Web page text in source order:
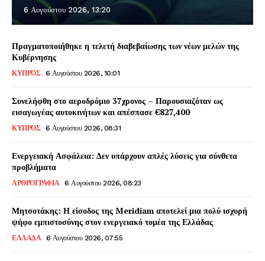
6 Αυγούστου 2026, 13:20
Πραγματοποιήθηκε η τελετή διαβεβαίωσης των νέων μελών της
Κυβέρνησης
ΚΥΠΡΟΣ 6 Αυγούστου 2026, 10:01
Συνελήφθη στο αεροδρόμιο 37χρονος – Παρουσιαζόταν ως
εισαγωγέας αυτοκινήτων και απέσπασε €827,400
ΚΥΠΡΟΣ 6 Αυγούστου 2026, 08:31
Ενεργειακή Ασφάλεια: Δεν υπάρχουν απλές λύσεις για σύνθετα
προβλήματα
ΑΡΘΡΟΓΡΑΦΙΑ 6 Αυγούστου 2026, 08:23
Μητσοτάκης: Η είσοδος της Meridiam αποτελεί μια πολύ ισχυρή
ψήφο εμπιστοσύνης στον ενεργειακό τομέα της Ελλάδας
ΕΛΛΑΔΑ 6 Αυγούστου 2026, 07:55